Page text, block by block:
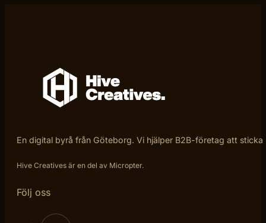
En digital byrå från Göteborg. Vi hjälper B2B-företag att
Hive Creatives är en del av Micropter.
Följ oss